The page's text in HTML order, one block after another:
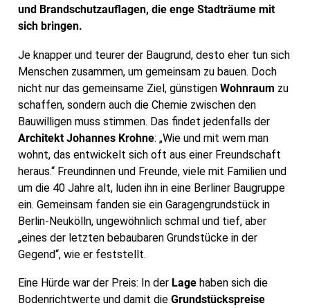
und Brandschutzauflagen, die enge Stadträume mit
sich bringen.
Je knapper und teurer der Baugrund, desto eher tun sich
Menschen zusammen, um gemeinsam zu bauen. Doch
nicht nur das gemeinsame Ziel, günstigen Wohnraum zu
schaffen, sondern auch die Chemie zwischen den
Bauwilligen muss stimmen. Das findet jedenfalls der
Architekt Johannes Krohne: „Wie und mit wem man
wohnt, das entwickelt sich oft aus einer Freundschaft
heraus.“ Freundinnen und Freunde, viele mit Familien und
um die 40 Jahre alt, luden ihn in eine Berliner Baugruppe
ein. Gemeinsam fanden sie ein Garagengrundstück in
Berlin-Neukölln, ungewöhnlich schmal und tief, aber
„eines der letzten bebaubaren Grundstücke in der
Gegend“, wie er feststellt.
Eine Hürde war der Preis: In der Lage haben sich die
Bodenrichtwerte und damit die Grundstückspreise